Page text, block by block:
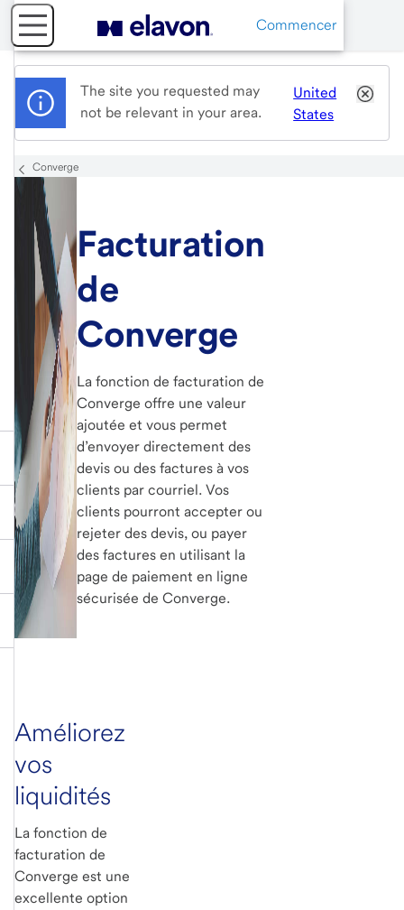
Commencer
The site you requested may
not be relevant in your area.
United
States
Converge
Facturation
de
Converge
La fonction de facturation de
Converge offre une valeur
ajoutée et vous permet
d’envoyer directement des
devis ou des factures à vos
clients par courriel. Vos
clients pourront accepter ou
rejeter des devis, ou payer
des factures en utilisant la
page de paiement en ligne
sécurisée de Converge.
Améliorez
vos
liquidités
La fonction de
facturation de
Converge est une
excellente option